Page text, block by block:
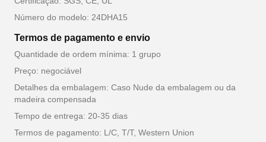
Número do modelo: 24DHA15
Termos de pagamento e envio
Quantidade de ordem mínima: 1 grupo
Preço: negociável
Detalhes da embalagem: Caso Nude da embalagem ou da
madeira compensada
Tempo de entrega: 20-35 dias
Termos de pagamento: L/C, T/T, Western Union